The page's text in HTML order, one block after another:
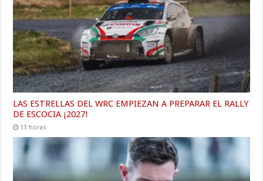
LAS ESTRELLAS DEL WRC EMPIEZAN A PREPARAR EL RALLY
DE ESCOCIA ¡2027!
13 horas